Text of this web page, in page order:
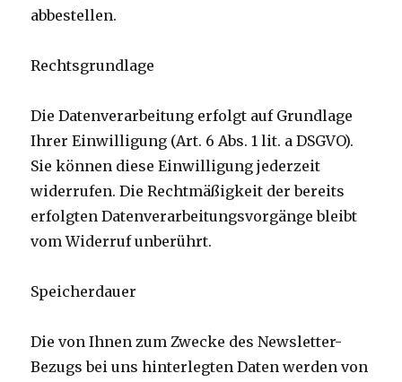
abbestellen.
Rechtsgrundlage
Die Datenverarbeitung erfolgt auf Grundlage
Ihrer Einwilligung (Art. 6 Abs. 1 lit. a DSGVO).
Sie können diese Einwilligung jederzeit
widerrufen. Die Rechtmäßigkeit der bereits
erfolgten Datenverarbeitungsvorgänge bleibt
vom Widerruf unberührt.
Speicherdauer
Die von Ihnen zum Zwecke des Newsletter-
Bezugs bei uns hinterlegten Daten werden von